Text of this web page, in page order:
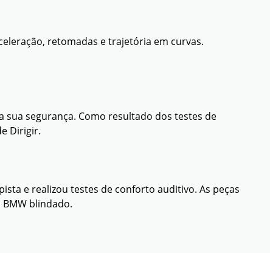
retomadas e trajetória em curvas.
segurança. Como resultado dos testes de
Dirigir.
e realizou testes de conforto auditivo. As peças
blindado.